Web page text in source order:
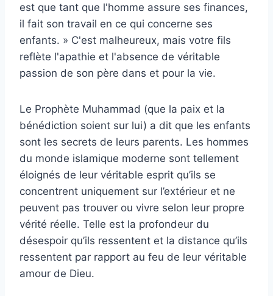
est que tant que l'homme assure ses finances,
il fait son travail en ce qui concerne ses
enfants. » C'est malheureux, mais votre fils
reflète l'apathie et l'absence de véritable
passion de son père dans et pour la vie.
Le Prophète Muhammad (que la paix et la
bénédiction soient sur lui) a dit que les enfants
sont les secrets de leurs parents. Les hommes
du monde islamique moderne sont tellement
éloignés de leur véritable esprit qu’ils se
concentrent uniquement sur l’extérieur et ne
peuvent pas trouver ou vivre selon leur propre
vérité réelle. Telle est la profondeur du
désespoir qu’ils ressentent et la distance qu’ils
ressentent par rapport au feu de leur véritable
amour de Dieu.